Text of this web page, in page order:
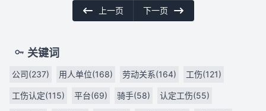
上一页 下一页
关键词
公司(237) 用人单位(168) 劳动关系(164) 工伤(121)
工伤认定(115) 平台(69) 骑手(58) 认定工伤(55)